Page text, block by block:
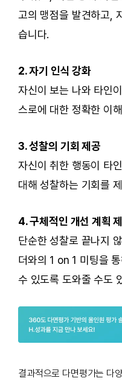
고의 맹점을 발견하고,
습니다.
2. 자기 인식 강화
자신이 보는 나와 타인
스로에 대한 정확한 이
3. 성찰의 기회 제공
자신이 취한 행동이 타
대해 성찰하는 기회를
4. 구체적인 개선 계획
단순한 성찰로 끝나지
더와의 1 on 1 미팅을
수 있도록 도와줄 수도
결과적으로 다면평가는 다